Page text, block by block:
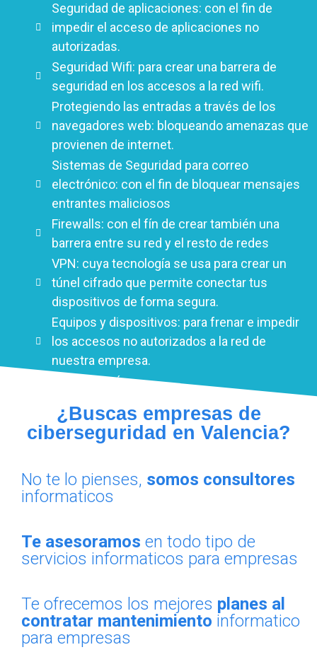
Seguridad de aplicaciones: con el fin de
impedir el acceso de aplicaciones no
autorizadas.
Seguridad Wifi: para crear una barrera de
seguridad en los accesos a la red wifi.
Protegiendo las entradas a través de los
navegadores web: bloqueando amenazas que
provienen de internet.
Sistemas de Seguridad para correo
electrónico: con el fin de bloquear mensajes
entrantes maliciosos
Firewalls: con el fín de crear también una
barrera entre su red y el resto de redes
VPN: cuya tecnología se usa para crear un
túnel cifrado que permite conectar tus
dispositivos de forma segura.
Equipos y dispositivos: para frenar e impedir
los accesos no autorizados a la red de
nuestra empresa.
y mucho más …
¿Buscas empresas de
ciberseguridad en Valencia?
No te lo pienses, somos consultores
informaticos
Te asesoramos en todo tipo de
servicios informaticos para empresas
Te ofrecemos los mejores planes al
contratar mantenimiento informatico
para empresas